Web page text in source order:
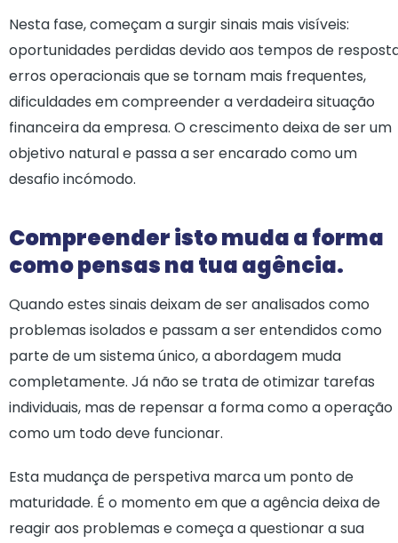
Nesta fase, começam a surgir sinais mais visíveis:
oportunidades perdidas devido aos tempos de
erros operacionais que se tornam mais frequentes,
dificuldades em compreender a verdadeira situação
financeira da empresa. O crescimento deixa de ser um
objetivo natural e passa a ser encarado como um
desafio incómodo.
Compreender isto muda a forma
como pensas na tua agência.
Quando estes sinais deixam de ser analisados como
problemas isolados e passam a ser entendidos como
parte de um sistema único, a abordagem muda
completamente. Já não se trata de otimizar tarefas
individuais, mas de repensar a forma como a operação
como um todo deve funcionar.
Esta mudança de perspetiva marca um ponto de
maturidade. É o momento em que a agência deixa de
reagir aos problemas e começa a questionar a sua